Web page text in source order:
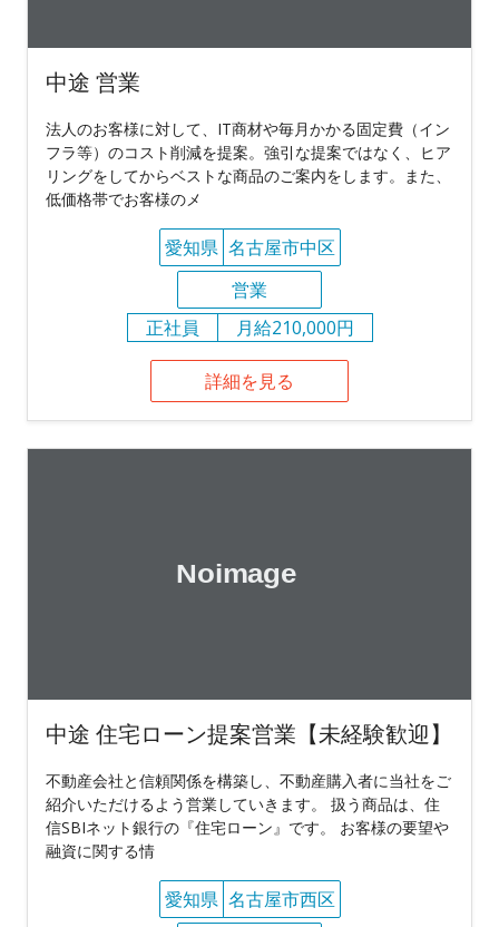
中途 営業
法人のお客様に対して、IT商材や毎月かかる固定費（イン
フラ等）のコスト削減を提案。強引な提案ではなく、ヒア
リングをしてからベストな商品のご案内をします。また、
低価格帯でお客様のメ
愛知県 名古屋市中区
営業
正社員
月給210,000円
詳細を見る
中途 住宅ローン提案営業【未経験歓迎】
不動産会社と信頼関係を構築し、不動産購入者に当社をご
紹介いただけるよう営業していきます。 扱う商品は、住
信SBIネット銀行の『住宅ローン』です。 お客様の要望や
融資に関する情
愛知県 名古屋市西区